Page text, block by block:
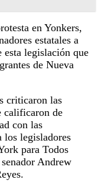
en Yonkers,
estatales a
legislación que
de Nueva
criticaron las
calificaron de
con las
los legisladores
para Todos
Andrew